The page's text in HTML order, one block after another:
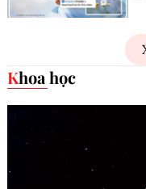
Khoa học